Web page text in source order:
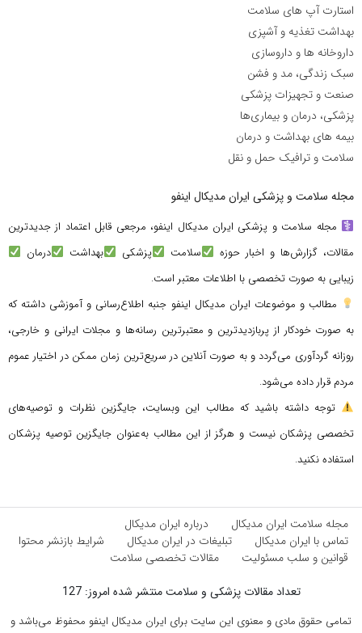
استارت آپ های سلامت
بهداشت تغذیه و آشپزی
داروخانه ها و داروسازی
سبک زندگی، مد و فشن
صنعت و تجهیزات پزشکی
پزشکی، درمان و بیماری‌ها
بیمه های بهداشت و درمان
سلامت و ترافیک حمل و نقل
مجله سلامت و پزشکی ایران مدیکال اینفو
مجله سلامت و پزشکی ایران مدیکال اینفو، مرجعی قابل اعتماد از جدیدترین
مقالات، گزارش‌ها و اخبار حوزه
سلامت پزشکی بهداشت
درمان
زیبایی به صورت تخصصی با اطلاعات معتبر است.
مطالب و موضوعات ایران مدیکال اینفو جنبه اطلاع‌رسانی و آموزشی داشته که
به صورت خودکار از پربازدیدترین و معتبرترین رسانه‌ها و مجلات ایرانی و خارجی،
روزانه گردآوری می‌گردد و به صورت آنلاین در سریع‌ترین زمان ممکن در اختیار عموم
مردم قرار داده می‌شود.
توجه داشته باشید که مطالب این وبسایت، جایگزین نظرات و توصیه‌های
تخصصی پزشکان نیست و هرگز از این مطالب به‌عنوان جایگزین توصیه پزشکان
استفاده نکنید.
مجله سلامت ایران مدیکال
درباره ایران مدیکال
تماس با ایران مدیکال
تبلیغات در ایران مدیکال
شرایط بازنشر محتوا
قوانین و سلب مسئولیت
مقالات تخصصی سلامت
تعداد مقالات پزشکی و سلامت منتشر شده امروز: 127
تمامی حقوق مادی و معنوی این سایت برای ایران مدیکال اینفو محفوظ می‌باشد و